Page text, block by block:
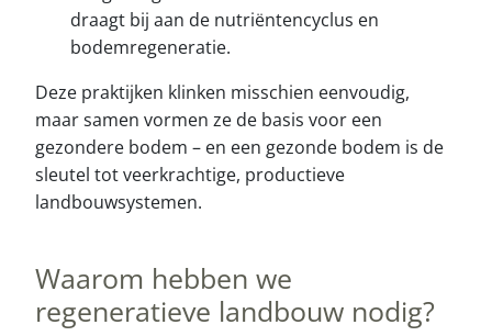
draagt bij aan de nutriëntencyclus en
bodemregeneratie.
Deze praktijken klinken misschien eenvoudig,
maar samen vormen ze de basis voor een
gezondere bodem – en een gezonde bodem is de
sleutel tot veerkrachtige, productieve
landbouwsystemen.
Waarom hebben we
regeneratieve landbouw nodig?